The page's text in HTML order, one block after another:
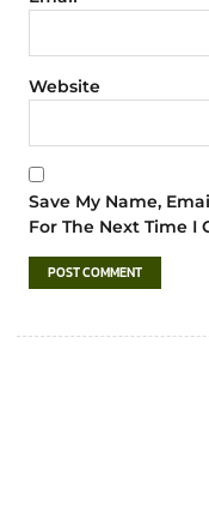
Website
Save My Name,
For The Next Time I